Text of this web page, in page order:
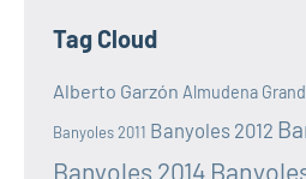
Tag Cloud
Alberto Garzón Almudena
Banyoles 2011 Banyoles 2012
Banyoles 2014